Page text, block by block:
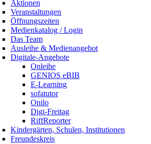
Aktionen
Veranstaltungen
Öffnungszeiten
Medienkatalog / Login
Das Team
Ausleihe & Medienangebot
Digitale-Angebote
Onleihe
GENIOS eBIB
E-Learning
sofatutor
Onilo
Digi-Freitag
RiffReporter
Kindergärten, Schulen, Institutionen
Freundeskreis